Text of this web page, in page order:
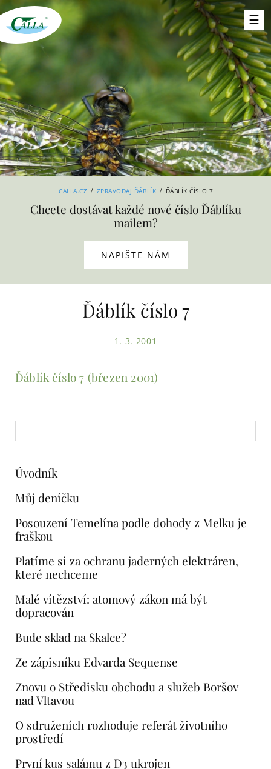
CALLA.CZ / ZPRAVODAJ ĎÁBLÍK / ĎÁBLÍK ČÍSLO 7
Chcete dostávat každé nové číslo Ďáblíku
mailem?
NAPIŠTE NÁM
Ďáblík číslo 7
1. 3. 2001
Ďáblík číslo 7 (březen 2001)
Úvodník
Můj deníčku
Posouzení Temelína podle dohody z Melku je
fraškou
Platíme si za ochranu jaderných elektráren,
které nechceme
Malé vítězství: atomový zákon má být
dopracován
Bude sklad na Skalce?
Ze zápisníku Edvarda Sequense
Znovu o Středisku obchodu a služeb Boršov
nad Vltavou
O sdruženích rozhoduje referát životního
prostředí
První kus salámu z D3 ukrojen